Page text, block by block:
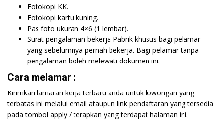
Fotokopi KK.
Fotokopi kartu kuning.
Pas foto ukuran 4×6 (1 lembar).
Surat pengalaman bekerja Pabrik khusus bagi pelamar
yang sebelumnya pernah bekerja. Bagi pelamar tanpa
pengalaman boleh melewati dokumen ini.
Cara melamar :
Kirimkan lamaran kerja terbaru anda untuk lowongan yang
terbatas ini melalui email ataupun link pendaftaran yang tersedia
pada tombol apply / terapkan yang terdapat halaman ini.